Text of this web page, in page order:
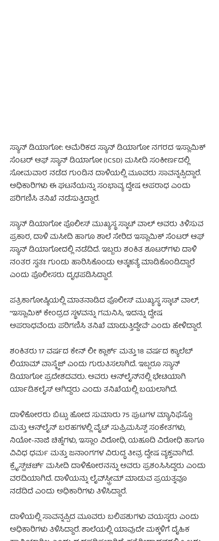
ಸ್ಯಾನ್ ಡಿಯಾಗೋ: ಅಮೆರಿಕದ ಸ್ಯಾನ್ ಡಿಯಾಗೋ ನಗರದ ಇಸ್ಲಾಮಿಕ್
ಸೆಂಟರ್ ಆಫ್ ಸ್ಯಾನ್ ಡಿಯಾಗೋ (ICSD) ಮಸೀದಿ ಸಂಕೀರ್ಣದಲ್ಲಿ
ಸೋಮವಾರ ನಡೆದ ಗುಂಡಿನ ದಾಳಿಯಲ್ಲಿ ಮೂವರು ಸಾವನ್ನಪ್ಪಿದ್ದಾರೆ.
ಅಧಿಕಾರಿಗಳು ಈ ಘಟನೆಯನ್ನು ಸಂಭಾವ್ಯ ದ್ವೇಷ ಅಪರಾಧ ಎಂದು
ಪರಿಗಣಿಸಿ ತನಿಖೆ ನಡೆಸುತ್ತಿದ್ದಾರೆ.
ಸ್ಯಾನ್ ಡಿಯಾಗೋ ಪೊಲೀಸ್ ಮುಖ್ಯಸ್ಥ ಸ್ಕಾಟ್ ವಾಲ್ ಅವರು ತಿಳಿಸುವ
ಪ್ರಕಾರ, ದಾಳಿ ಮಸೀದಿ ಹಾಗೂ ಶಾಲೆ ಸೇರಿದ ಇಸ್ಲಾಮಿಕ್ ಸೆಂಟರ್ ಆಫ್
ಸ್ಯಾನ್ ಡಿಯಾಗೋದಲ್ಲಿ ನಡೆದಿದೆ. ಇಬ್ಬರು ಶಂಕಿತ ಶೂಟರ್‌ಗಳು ದಾಳಿ
ನಂತರ ಸ್ವತಃ ಗುಂಡು ಹಾರಿಸಿಕೊಂಡು ಆತ್ಮಹತ್ಯೆ ಮಾಡಿಕೊಂಡಿದ್ದಾರೆ
ಎಂದು ಪೊಲೀಸರು ದೃಢಪಡಿಸಿದ್ದಾರೆ.
ಪತ್ರಿಕಾಗೋಷ್ಠಿಯಲ್ಲಿ ಮಾತನಾಡಿದ ಪೊಲೀಸ್ ಮುಖ್ಯಸ್ಥ ಸ್ಕಾಟ್ ವಾಲ್,
“ಇಸ್ಲಾಮಿಕ್ ಕೇಂದ್ರದ ಸ್ಥಳವನ್ನು ಗಮನಿಸಿ, ಇದನ್ನು ದ್ವೇಷ
ಅಪರಾಧವೆಂದು ಪರಿಗಣಿಸಿ ತನಿಖೆ ಮಾಡುತ್ತಿದ್ದೇವೆ” ಎಂದು ಹೇಳಿದ್ದಾರೆ.
ಶಂಕಿತರು 17 ವರ್ಷದ ಕೇನ್ ಲೀ ಕ್ಲಾರ್ಕ್ ಮತ್ತು 18 ವರ್ಷದ ಕ್ಯಾಲೆಬ್
ಲಿಯಾಮ್ ವಾಸ್ಕ್ವೆಜ್ ಎಂದು ಗುರುತಿಸಲಾಗಿದೆ. ಇಬ್ಬರೂ ಸ್ಯಾನ್
ಡಿಯಾಗೋ ಪ್ರದೇಶದವರು. ಅವರು ಆನ್‌ಲೈನ್‌ನಲ್ಲಿ ಭೇಟಿಯಾಗಿ
ರ್ಯಾಡಿಕಲೈಸ್ ಆಗಿದ್ದರು ಎಂದು ತನಿಖೆಯಲ್ಲಿ ಬಯಲಾಗಿದೆ.
ದಾಳಿಕೋರರು ಬಿಟ್ಟು ಹೋದ ಸುಮಾರು 75 ಪುಟಗಳ ಮ್ಯಾನಿಫೆಸ್ಟೊ
ಮತ್ತು ಆನ್‌ಲೈನ್ ಬರಹಗಳಲ್ಲಿ ವೈಟ್ ಸುಪ್ರಿಮಸಿಸ್ಟ್ ಸಂಕೇತಗಳು,
ನಿಯೋ-ನಾಜಿ ಚಿಹ್ನೆಗಳು, ಇಸ್ಲಾಂ ವಿರೋಧಿ, ಯಹೂದಿ ವಿರೋಧಿ ಹಾಗೂ
ವಿವಿಧ ಧರ್ಮ ಮತ್ತು ಜನಾಂಗಗಳ ವಿರುದ್ಧ ತೀವ್ರ ದ್ವೇಷ ವ್ಯಕ್ತವಾಗಿದೆ.
ಕ್ರೈಸ್ಟ್‌ಚರ್ಚ್ ಮಸೀದಿ ದಾಳಿಕೋರನನ್ನು ಅವರು ಪ್ರಶಂಸಿಸಿದ್ದರು ಎಂದು
ವರದಿಯಾಗಿದೆ. ದಾಳಿಯನ್ನು ಲೈವ್‌ಸ್ಟ್ರೀಮ್ ಮಾಡುವ ಪ್ರಯತ್ನವೂ
ನಡೆದಿದೆ ಎಂದು ಅಧಿಕಾರಿಗಳು ತಿಳಿಸಿದ್ದಾರೆ.
ದಾಳಿಯಲ್ಲಿ ಸಾವನ್ನಪ್ಪಿದ ಮೂವರು ಬಲಿಪಶುಗಳು ವಯಸ್ಕರು ಎಂದು
ಅಧಿಕಾರಿಗಳು ತಿಳಿಸಿದ್ದಾರೆ. ಶಾಲೆಯಲ್ಲಿ ಯಾವುದೇ ಮಕ್ಕಳಿಗೆ ದೈಹಿಕ